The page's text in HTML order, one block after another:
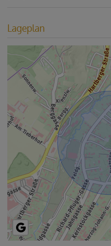
Lageplan